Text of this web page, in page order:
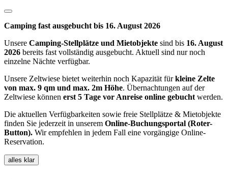
Camping fast ausgebucht bis 16. August 2026
Unsere Camping-Stellplätze und Mietobjekte sind bis 16. August
2026 bereits fast vollständig ausgebucht. Aktuell sind nur noch
einzelne Nächte verfügbar.
Unsere Zeltwiese bietet weiterhin noch Kapazität fürkleine Zelte
von max. 9 qm und max. 2m Höhe. Übernachtungen auf der
Zeltwiese können erst 5 Tage vor Anreise online gebucht werden.
Die aktuellen Verfügbarkeiten sowie freie Stellplätze & Mietobjekte
finden Sie jederzeit in unserem Online-Buchungsportal (Roter-
Button). Wir empfehlen in jedem Fall eine vorgängige Online-
Reservation.
alles klar